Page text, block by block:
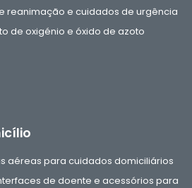
reanimação e cuidados de urgência
de oxigénio e óxido de azoto
aéreas para cuidados domiciliários
de doente e acessórios para